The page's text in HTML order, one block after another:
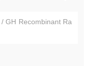
GH Recombinant Ra